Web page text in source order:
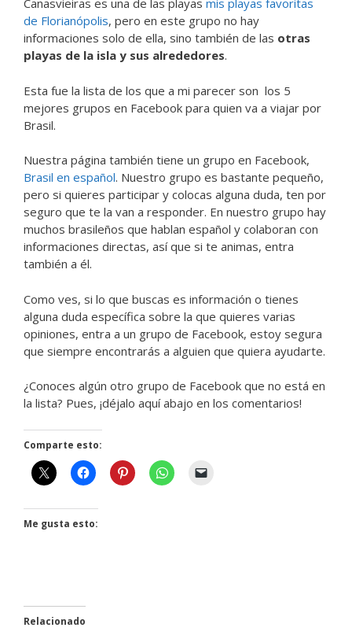
Canasvieiras es una de las playas mis playas favoritas
de Florianópolis, pero en este grupo no hay
informaciones solo de ella, sino también de las otras
playas de la isla y sus alrededores.
Esta fue la lista de los que a mi parecer son los 5
mejores grupos en Facebook para quien va a viajar por
Brasil.
Nuestra página también tiene un grupo en Facebook,
Brasil en español. Nuestro grupo es bastante pequeño,
pero si quieres participar y colocas alguna duda, ten por
seguro que te la van a responder. En nuestro grupo hay
muchos brasileños que hablan español y colaboran con
informaciones directas, así que si te animas, entra
también a él.
Como ves, si lo que buscas es información o tienes
alguna duda específica sobre la que quieres varias
opiniones, entra a un grupo de Facebook, estoy segura
que siempre encontrarás a alguien que quiera ayudarte.
¿Conoces algún otro grupo de Facebook que no está en
la lista? Pues, ¡déjalo aquí abajo en los comentarios!
Comparte esto:
Me gusta esto:
Relacionado